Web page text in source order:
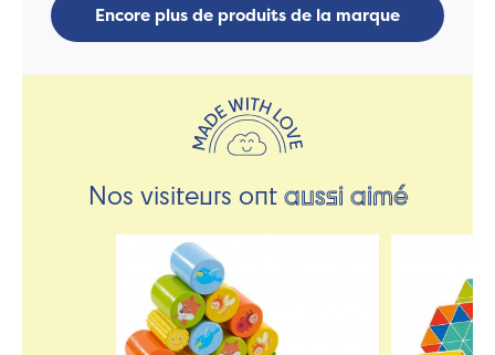
Encore plus de produits de la marque
Nos visiteurs ontaussi aimé